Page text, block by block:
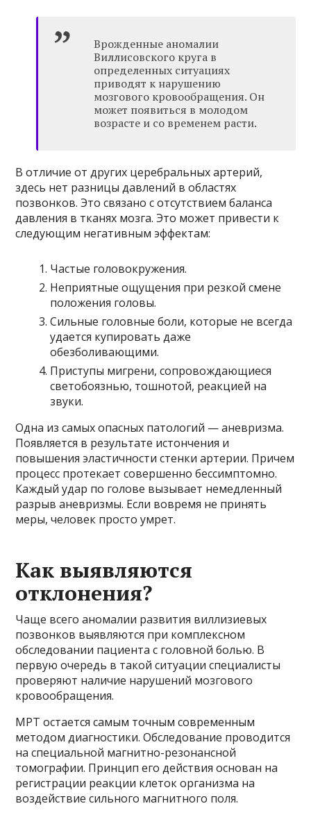
Врожденные аномалии
Виллисовского круга в
определенных ситуациях
приводят к нарушению
мозгового кровообращения. Он
может появиться в молодом
возрасте и со временем расти.
В отличие от других церебральных артерий,
здесь нет разницы давлений в областях
позвонков. Это связано с отсутствием баланса
давления в тканях мозга. Это может привести к
следующим негативным эффектам:
Частые головокружения.
Неприятные ощущения при резкой смене
положения головы.
Сильные головные боли, которые не всегда
удается купировать даже
обезболивающими.
Приступы мигрени, сопровождающиеся
светобоязнью, тошнотой, реакцией на
звуки.
Одна из самых опасных патологий — аневризма.
Появляется в результате истончения и
повышения эластичности стенки артерии. Причем
процесс протекает совершенно бессимптомно.
Каждый удар по голове вызывает немедленный
разрыв аневризмы. Если вовремя не принять
меры, человек просто умрет.
Как выявляются
отклонения?
Чаще всего аномалии развития виллизиевых
позвонков выявляются при комплексном
обследовании пациента с головной болью. В
первую очередь в такой ситуации специалисты
проверяют наличие нарушений мозгового
кровообращения.
МРТ остается самым точным современным
методом диагностики. Обследование проводится
на специальной магнитно-резонансной
томографии. Принцип его действия основан на
регистрации реакции клеток организма на
воздействие сильного магнитного поля.